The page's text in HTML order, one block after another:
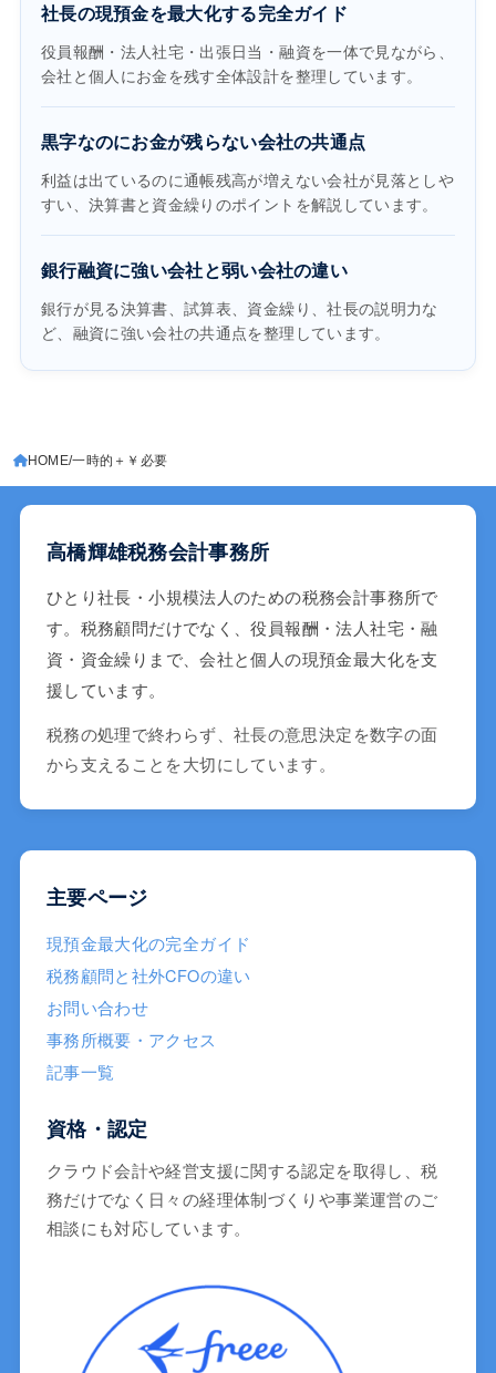
社長の現預金を最大化する完全ガイド
役員報酬・法人社宅・出張日当・融資を一体で見ながら、
会社と個人にお金を残す全体設計を整理しています。
黒字なのにお金が残らない会社の共通点
利益は出ているのに通帳残高が増えない会社が見落としや
すい、決算書と資金繰りのポイントを解説しています。
銀行融資に強い会社と弱い会社の違い
銀行が見る決算書、試算表、資金繰り、社長の説明力な
ど、融資に強い会社の共通点を整理しています。
HOME 一時的＋￥必要
高橋輝雄税務会計事務所
ひとり社長・小規模法人のための税務会計事務所で
す。税務顧問だけでなく、役員報酬・法人社宅・融
資・資金繰りまで、会社と個人の現預金最大化を支
援しています。
税務の処理で終わらず、社長の意思決定を数字の面
から支えることを大切にしています。
主要ページ
現預金最大化の完全ガイド
税務顧問と社外CFOの違い
お問い合わせ
事務所概要・アクセス
記事一覧
資格・認定
クラウド会計や経営支援に関する認定を取得し、税
務だけでなく日々の経理体制づくりや事業運営のご
相談にも対応しています。